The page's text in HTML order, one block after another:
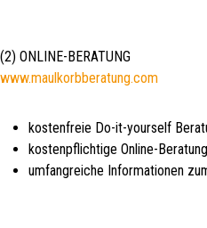
(2) ONLINE-BERATUNG
www.maulkorbberatung.com
kostenfreie Do-it-yourself
kostenpflichtige Online-Beratung
umfangreiche Informationen